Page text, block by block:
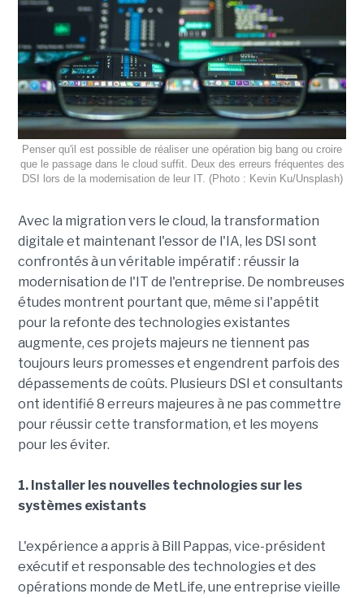
Penser qu'il est possible de réaliser une opération big bang ou croire
que le passage dans le cloud suffit. Deux des erreurs fréquentes des
DSI lors de la modernisation de leur IT. (Photo : Kevin Ku/Unsplash)
Avec la migration vers le cloud, la transformation
digitale et maintenant l'essor de l'IA, les DSI sont
confrontés à un véritable impératif : réussir la
modernisation de l'IT de l'entreprise. De nombreuses
études montrent pourtant que, même si l'appétit
pour la refonte des technologies existantes
augmente, ces projets majeurs ne tiennent pas
toujours leurs promesses et engendrent parfois des
dépassements de coûts. Plusieurs DSI et consultants
ont identifié 8 erreurs majeures à ne pas commettre
pour réussir cette transformation, et les moyens
pour les éviter.
1. Installer les nouvelles technologies sur les
systèmes existants
L'expérience a appris à Bill Pappas, vice-président
exécutif et responsable des technologies et des
opérations monde de MetLife, une entreprise vieille